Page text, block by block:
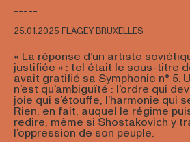
-----
25.01.2025 FLAGEY BRUXELLES
« La réponse d’un artiste
justifiée » : tel était le sous-titre
avait gratifié sa Symphonie n° 5.
n’est qu’ambiguïté : l’ordre qui
joie qui s’étouffe, l’harmonie qui
Rien, en fait, auquel le régime
redire, même si Shostakovich y
l’oppression de son peuple.